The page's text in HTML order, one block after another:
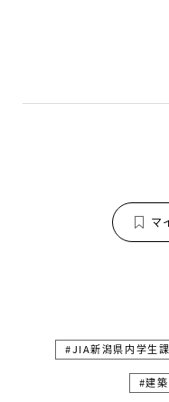
マ
JIA新潟県内学生
建